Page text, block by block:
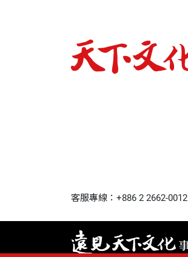
客服專線：+886 2 2662-0012